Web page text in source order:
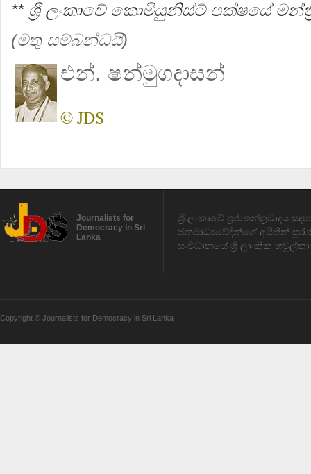
** ශ්‍රී ලංකාවේ කොමියුනිස්ට් පක්ෂයේ
(මතු සම්බන්ධයි)
එන්. ෂන්මුගදාසන්
© JDS
Journalists for
Democracy in Sri
Lanka
ශ්‍රී ලංකාවේ ප්‍රජාතන්ත්‍රවාදය
ජනමාධ්‍යවේදීන්ගේ අයිතීන්
සංවිධානයේ ශ්‍රී ලාංකික
Copyright © Journalists for Democracy in Sri Lanka